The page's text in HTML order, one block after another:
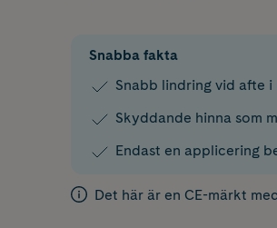
Snabba fakta
Snabb lindring vid afte i
Skyddande hinna som
Endast en applicering
Det här är en CE-märkt